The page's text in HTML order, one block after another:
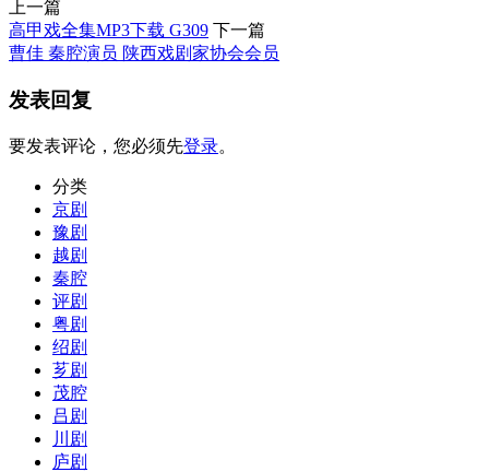
上一篇
高甲戏全集MP3下载 G309 下一篇
曹佳 秦腔演员 陕西戏剧家协会会员
发表回复
要发表评论，您必须先登录。
分类
京剧
豫剧
越剧
秦腔
评剧
粤剧
绍剧
芗剧
茂腔
吕剧
川剧
庐剧